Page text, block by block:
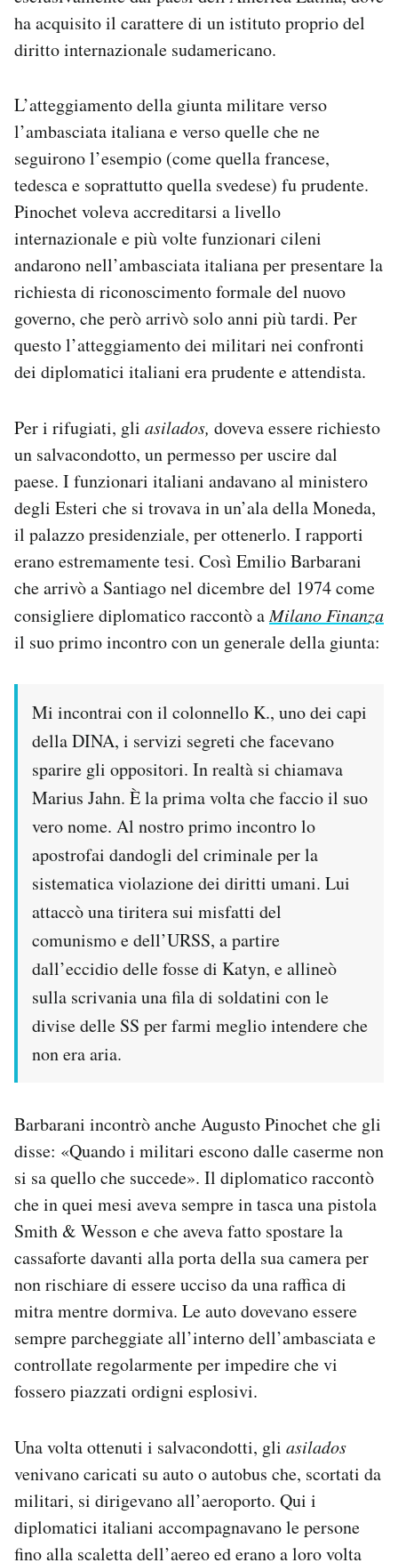
ha acquisito il carattere di un istituto proprio del
diritto internazionale sudamericano.
L’atteggiamento della giunta militare verso
l’ambasciata italiana e verso quelle che ne
seguirono l’esempio (come quella francese,
tedesca e soprattutto quella svedese) fu prudente.
Pinochet voleva accreditarsi a livello
internazionale e più volte funzionari cileni
andarono nell’ambasciata italiana per presentare la
richiesta di riconoscimento formale del nuovo
governo, che però arrivò solo anni più tardi. Per
questo l’atteggiamento dei militari nei confronti
dei diplomatici italiani era prudente e attendista.
Per i rifugiati, gli asilados, doveva essere richiesto
un salvacondotto, un permesso per uscire dal
paese. I funzionari italiani andavano al ministero
degli Esteri che si trovava in un’ala della Moneda,
il palazzo presidenziale, per ottenerlo. I rapporti
erano estremamente tesi. Così Emilio Barbarani
che arrivò a Santiago nel dicembre del 1974 come
consigliere diplomatico raccontò aMilano Finanza
il suo primo incontro con un generale della giunta:
Mi incontrai con il colonnello K., uno dei capi
della DINA, i servizi segreti che facevano
sparire gli oppositori. In realtà si chiamava
Marius Jahn. È la prima volta che faccio il suo
vero nome. Al nostro primo incontro lo
apostrofai dandogli del criminale per la
sistematica violazione dei diritti umani. Lui
attaccò una tiritera sui misfatti del
comunismo e dell’URSS, a partire
dall’eccidio delle fosse di Katyn, e allineò
sulla scrivania una fila di soldatini con le
divise delle SS per farmi meglio intendere che
non era aria.
Barbarani incontrò anche Augusto Pinochet che gli
disse: «Quando i militari escono dalle caserme non
si sa quello che succede». Il diplomatico raccontò
che in quei mesi aveva sempre in tasca una pistola
Smith & Wesson e che aveva fatto spostare la
cassaforte davanti alla porta della sua camera per
non rischiare di essere ucciso da una raffica di
mitra mentre dormiva. Le auto dovevano essere
sempre parcheggiate all’interno dell’ambasciata e
controllate regolarmente per impedire che vi
fossero piazzati ordigni esplosivi.
Una volta ottenuti i salvacondotti, gli asilados
venivano caricati su auto o autobus che, scortati da
militari, si dirigevano all’aeroporto. Qui i
diplomatici italiani accompagnavano le persone
fino alla scaletta dell’aereo ed erano a loro volta